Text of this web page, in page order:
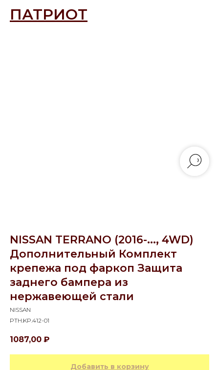
ПАТРИОТ
NISSAN TERRANO (2016-..., 4WD)
Дополнительный Комплект
крепежа под фаркоп Защита
заднего бампера из
нержавеющей стали
NISSAN
PTH.KP.412-01
1087,00 ₽
Добавить в корзину